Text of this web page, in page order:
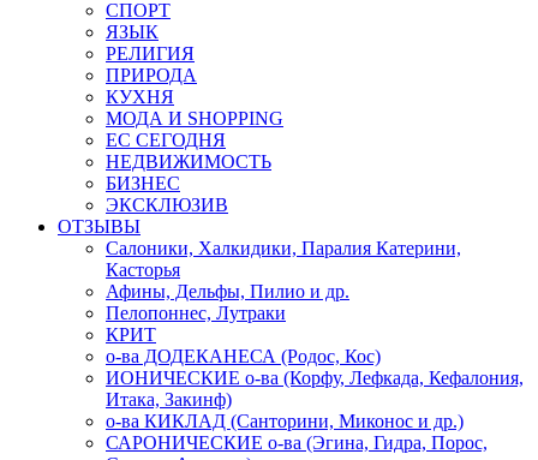
СПОРТ
ЯЗЫК
РЕЛИГИЯ
ПРИРОДА
КУХНЯ
МОДА И SHOPPING
ЕС СЕГОДНЯ
НЕДВИЖИМОСТЬ
БИЗНЕС
ЭКСКЛЮЗИВ
ОТЗЫВЫ
Салоники, Халкидики, Паралия Катерини,
Касторья
Афины, Дельфы, Пилио и др.
Пелопоннес, Лутраки
КРИТ
о-ва ДОДЕКАНЕСА (Родос, Кос)
ИОНИЧЕСКИЕ о-ва (Корфу, Лефкада, Кефалония,
Итака, Закинф)
о-ва КИКЛАД (Санторини, Миконос и др.)
САРОНИЧЕСКИЕ о-ва (Эгина, Гидра, Порос,